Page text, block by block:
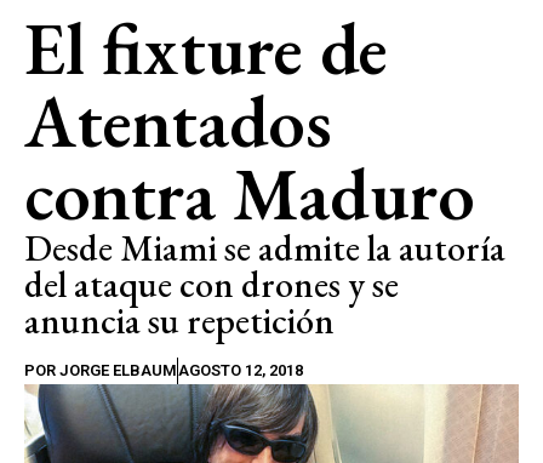
El fixture de
Atentados
contra Maduro
Desde Miami se admite la autoría
del ataque con drones y se
anuncia su repetición
POR JORGE ELBAUMAGOSTO 12, 2018